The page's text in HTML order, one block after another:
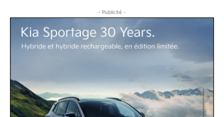
- Publicité -